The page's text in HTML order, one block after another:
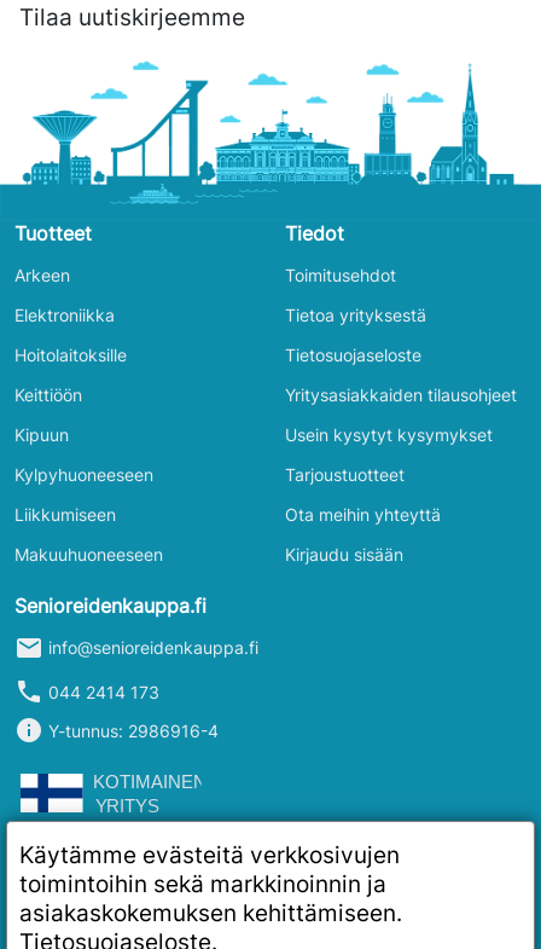
Tilaa uutiskirjeemme
Tuotteet
Arkeen
Elektroniikka
Hoitolaitoksille
Keittiöön
Kipuun
Kylpyhuoneeseen
Liikkumiseen
Makuuhuoneeseen
Tiedot
Toimitusehdot
Tietoa yrityksestä
Tietosuojaseloste
Yritysasiakkaiden tilausohjeet
Usein kysytyt kysymykset
Tarjoustuotteet
Ota meihin yhteyttä
Kirjaudu sisään
Senioreidenkauppa.fi
mail info@senioreidenkauppa.fi
phone 044 2414 173
info Y-tunnus: 2986916-4
Käytämme evästeitä verkkosivujen
toimintoihin sekä markkinoinnin ja
asiakaskokemuksen kehittämiseen.
Tietosuojaseloste.